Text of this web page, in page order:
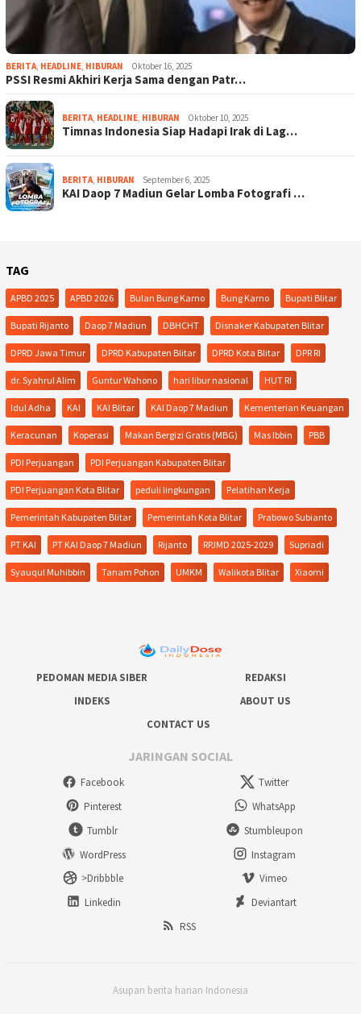
BERITA, HEADLINE, HIBURAN Oktober 16, 2025
PSSI Resmi Akhiri Kerja Sama dengan Patr…
BERITA, HEADLINE, HIBURAN Oktober 10, 2025
Timnas Indonesia Siap Hadapi Irak di Lag…
BERITA, HIBURAN September 6, 2025
KAI Daop 7 Madiun Gelar Lomba Fotografi …
TAG
APBD 2025 APBD 2026 Bulan Bung Karno Bung Karno Bupati Blitar
Bupati Rijanto Daop 7 Madiun DBHCHT Disnaker Kabupaten Blitar
DPRD Jawa Timur DPRD Kabupaten Blitar DPRD Kota Blitar DPR RI
dr. Syahrul Alim Guntur Wahono hari libur nasional HUT RI
Idul Adha KAI KAI Blitar KAI Daop 7 Madiun Kementerian Keuangan
Keracunan Koperasi Makan Bergizi Gratis (MBG) Mas Ibbin PBB
PDI Perjuangan PDI Perjuangan Kabupaten Blitar
PDI Perjuangan Kota Blitar peduli lingkungan Pelatihan Kerja
Pemerintah Kabupaten Blitar Pemerintah Kota Blitar Prabowo Subianto
PT KAI PT KAI Daop 7 Madiun Rijanto RPJMD 2025-2029 Supriadi
Syauqul Muhibbin Tanam Pohon UMKM Walikota Blitar Xiaomi
PEDOMAN MEDIA SIBER
REDAKSI
INDEKS
ABOUT US
CONTACT US
JARINGAN SOCIAL
Facebook
Twitter
Pinterest
WhatsApp
Tumblr
Stumbleupon
WordPress
Instagram
>Dribbble
Vimeo
Linkedin
Deviantart
RSS
Asupan berita harian Indonesia